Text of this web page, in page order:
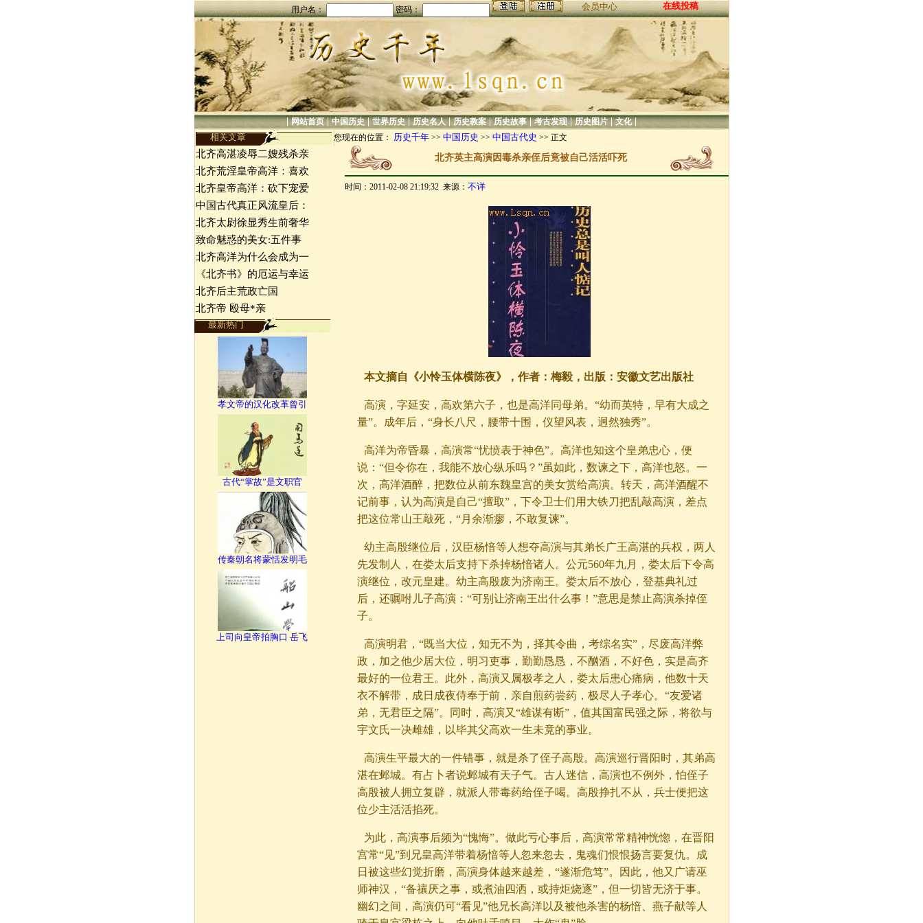
用户名： 密码： 会员中心 在线投稿
|网站首页|中国历史|世界历史|历史名人|历史教案|历史故事|考古发现|历史图片|文化|
相关文章
您现在的位置： 历史千年>> 中国历史 >> 中国古代史 >> 正文
北齐高湛凌辱二嫂残杀亲
北齐荒淫皇帝高洋：喜欢
北齐皇帝高洋：砍下宠爱
中国古代真正风流皇后：
北齐太尉徐显秀生前奢华
致命魅惑的美女:五件事
北齐高洋为什么会成为一
《北齐书》的厄运与幸运
北齐后主荒政亡国
北齐帝 殴母*亲
最新热门
孝文帝的汉化改革曾引
古代“掌故”是文职官
传秦朝名将蒙恬发明毛
上司向皇帝拍胸口 岳飞
北齐英主高演因毒杀亲侄后竟被自己活活吓死
时间：2011-02-08 21:19:32 来源： 不详
本文摘自《小怜玉体横陈夜》，作者：梅毅，出版：安徽文艺出版社
高演，字延安，高欢第六子，也是高洋同母弟。“幼而英特，早有大成之
量”。成年后，“身长八尺，腰带十围，仪望风表，迥然独秀”。
高洋为帝昏暴，高演常“忧愤表于神色”。高洋也知这个皇弟忠心，便
说：“但令你在，我能不放心纵乐吗？”虽如此，数谏之下，高洋也怒。一
次，高洋酒醉，把数位从前东魏皇宫的美女赏给高演。转天，高洋酒醒不
记前事，认为高演是自己“擅取”，下令卫士们用大铁刀把乱敲高演，差点
把这位常山王敲死，“月余渐瘳，不敢复谏”。
幼主高殷继位后，汉臣杨愔等人想夺高演与其弟长广王高湛的兵权，两人
先发制人，在娄太后支持下杀掉杨愔诸人。公元560年九月，娄太后下令高
演继位，改元皇建。幼主高殷废为济南王。娄太后不放心，登基典礼过
后，还嘱咐儿子高演：“可别让济南王出什么事！”意思是禁止高演杀掉侄
子。
高演明君，“既当大位，知无不为，择其令曲，考综名实”，尽废高洋弊
政，加之他少居大位，明习吏事，勤勤恳恳，不酗酒，不好色，实是高齐
最好的一位君王。此外，高演又属极孝之人，娄太后患心痛病，他数十天
衣不解带，成日成夜侍奉于前，亲自煎药尝药，极尽人子孝心。“友爱诸
弟，无君臣之隔”。同时，高演又“雄谋有断”，值其国富民强之际，将欲与
宇文氏一决雌雄，以毕其父高欢一生未竟的事业。
高演生平最大的一件错事，就是杀了侄子高殷。高演巡行晋阳时，其弟高
湛在邺城。有占卜者说邺城有天子气。古人迷信，高演也不例外，怕侄子
高殷被人拥立复辟，就派人带毒药给侄子喝。高殷挣扎不从，兵士便把这
位少主活活掐死。
为此，高演事后频为“愧悔”。做此亏心事后，高演常常精神恍惚，在晋阳
宫常“见”到兄皇高洋带着杨愔等人忽来忽去，鬼魂们恨恨扬言要复仇。成
日被这些幻觉折磨，高演身体越来越差，“遂渐危笃”。因此，他又广请巫
师神汉，“备禳厌之事，或煮油四洒，或持炬烧逐”，但一切皆无济于事。
幽幻之间，高演仍可“看见”他兄长高洋以及被他杀害的杨愔、燕子献等人